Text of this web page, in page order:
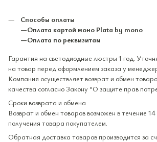
Способы оплаты
—Оплата картой моно Plata by mono
—Оплата по реквизитам
Гарантия на светодиодные люстры 1 год.
на товар перед оформлением заказа у
Компания осуществляет возврат и обмен
качества согласно Закону "О защите прав
Сроки возврата и обмена
Возврат и обмен товаров возможен в течение
получения товара покупателем.
Обратная доставка товаров производится за